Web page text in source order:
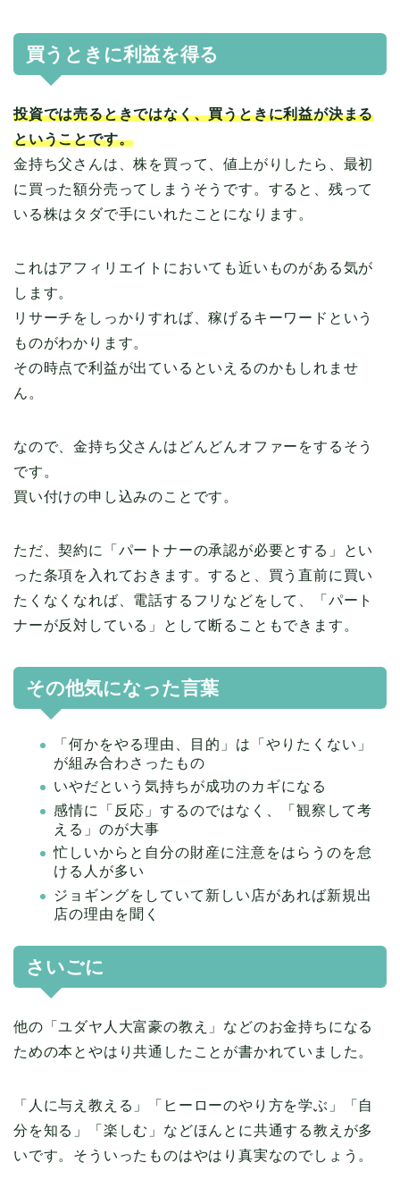
買うときに利益を得る
投資では売るときではなく、買うときに利益が決まる
ということです。
金持ち父さんは、株を買って、値上がりしたら、最初
に買った額分売ってしまうそうです。すると、残って
いる株はタダで手にいれたことになります。
これはアフィリエイトにおいても近いものがある気が
します。
リサーチをしっかりすれば、稼げるキーワードという
ものがわかります。
その時点で利益が出ているといえるのかもしれませ
ん。
なので、金持ち父さんはどんどんオファーをするそう
です。
買い付けの申し込みのことです。
ただ、契約に「パートナーの承認が必要とする」とい
った条項を入れておきます。すると、買う直前に買い
たくなくなれば、電話するフリなどをして、「パート
ナーが反対している」として断ることもできます。
その他気になった言葉
「何かをやる理由、目的」は「やりたくない」
が組み合わさったもの
いやだという気持ちが成功のカギになる
感情に「反応」するのではなく、「観察して考
える」のが大事
忙しいからと自分の財産に注意をはらうのを怠
ける人が多い
ジョギングをしていて新しい店があれば新規出
店の理由を聞く
さいごに
他の「ユダヤ人大富豪の教え」などのお金持ちになる
ための本とやはり共通したことが書かれていました。
「人に与え教える」「ヒーローのやり方を学ぶ」「自
分を知る」「楽しむ」などほんとに共通する教えが多
いです。そういったものはやはり真実なのでしょう。